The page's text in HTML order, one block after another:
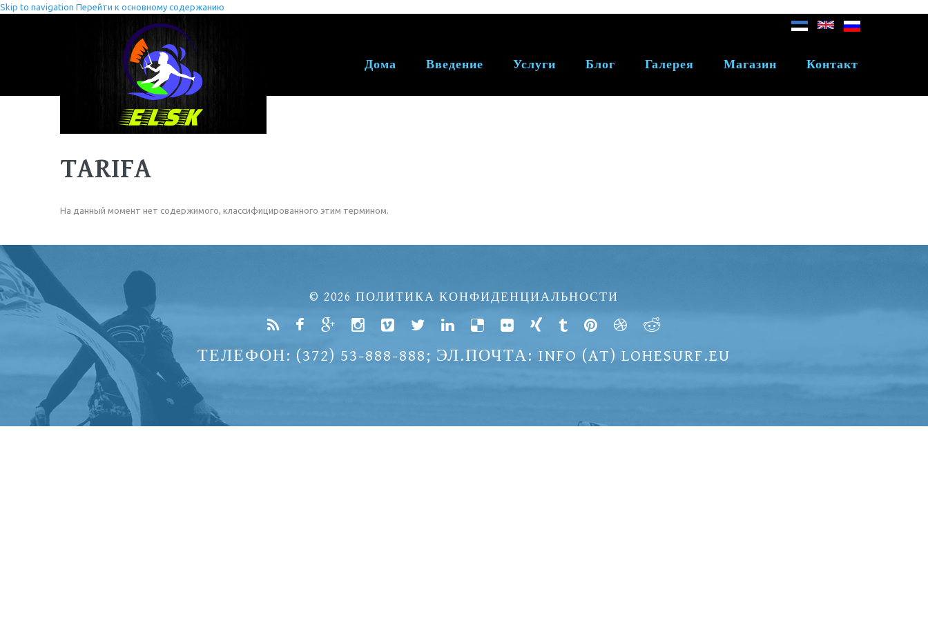
Skip to navigation Перейти к основному содержанию
Дома Введение Услуги Блог Галерея Магазин Контакт
TARIFA
На данный момент нет содержимого, классифицированного этим термином.
© 2026 ПОЛИТИКА КОНФИДЕНЦИАЛЬНОСТИ
ТЕЛЕФОН: (372) 53-888-888; ЭЛ.ПОЧТА: INFO (AT) LOHESURF.EU